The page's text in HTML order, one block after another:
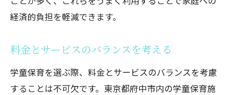
経済的負担を軽減できます。
料金とサービスのバランスを考える
学童保育を選ぶ際、料金とサービスのバランスを考慮
することは不可欠です。東京都府中市内の学童保育施